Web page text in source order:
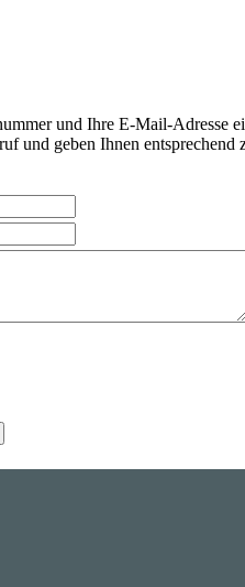
und Ihre E-Mail-Adresse
und geben Ihnen entsprechend